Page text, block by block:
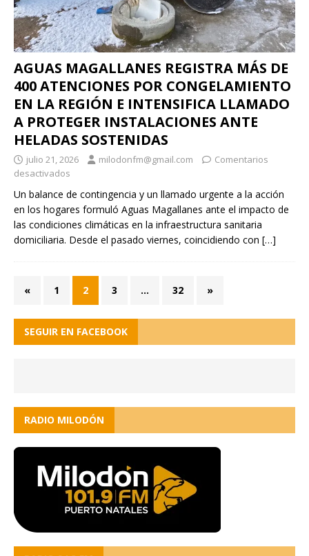
AGUAS MAGALLANES REGISTRA MÁS DE
400 ATENCIONES POR CONGELAMIENTO
EN LA REGIÓN E INTENSIFICA LLAMADO
A PROTEGER INSTALACIONES ANTE
HELADAS SOSTENIDAS
julio 21, 2026 milodonfm@gmail.com
Comentarios
desactivados
Un balance de contingencia y un llamado urgente a la acción
en los hogares formuló Aguas Magallanes ante el impacto de
las condiciones climáticas en la infraestructura sanitaria
domiciliaria. Desde el pasado viernes, coincidiendo con […]
« 1 2 3 … 32 »
SEGUIR EN FACEBOOK
RADIO MILODÓN